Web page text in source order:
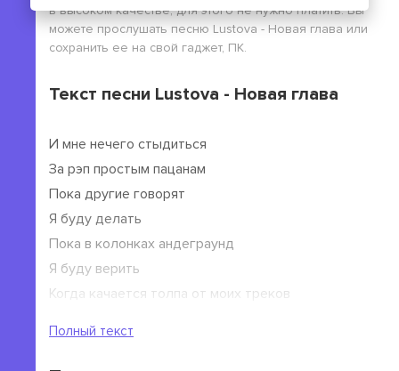
в высоком качестве, для этого не нужно платить. Вы
можете прослушать песню Lustova - Новая глава или
сохранить ее на свой гаджет, ПК.
Текст песни Lustova - Новая глава
И мне нечего стыдиться
За рэп простым пацанам
Пока другие говорят
Я буду делать
Пока в колонках андеграунд
Я буду верить
Когда качается толпа от моих треков
Полный текст